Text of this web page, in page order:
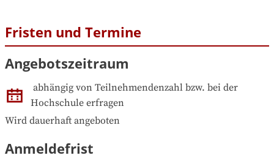
Fristen und Termine
Angebotszeitraum
abhängig von Teilnehmendenzahl bzw. bei der
Hochschule erfragen
Wird dauerhaft angeboten
Anmeldefrist